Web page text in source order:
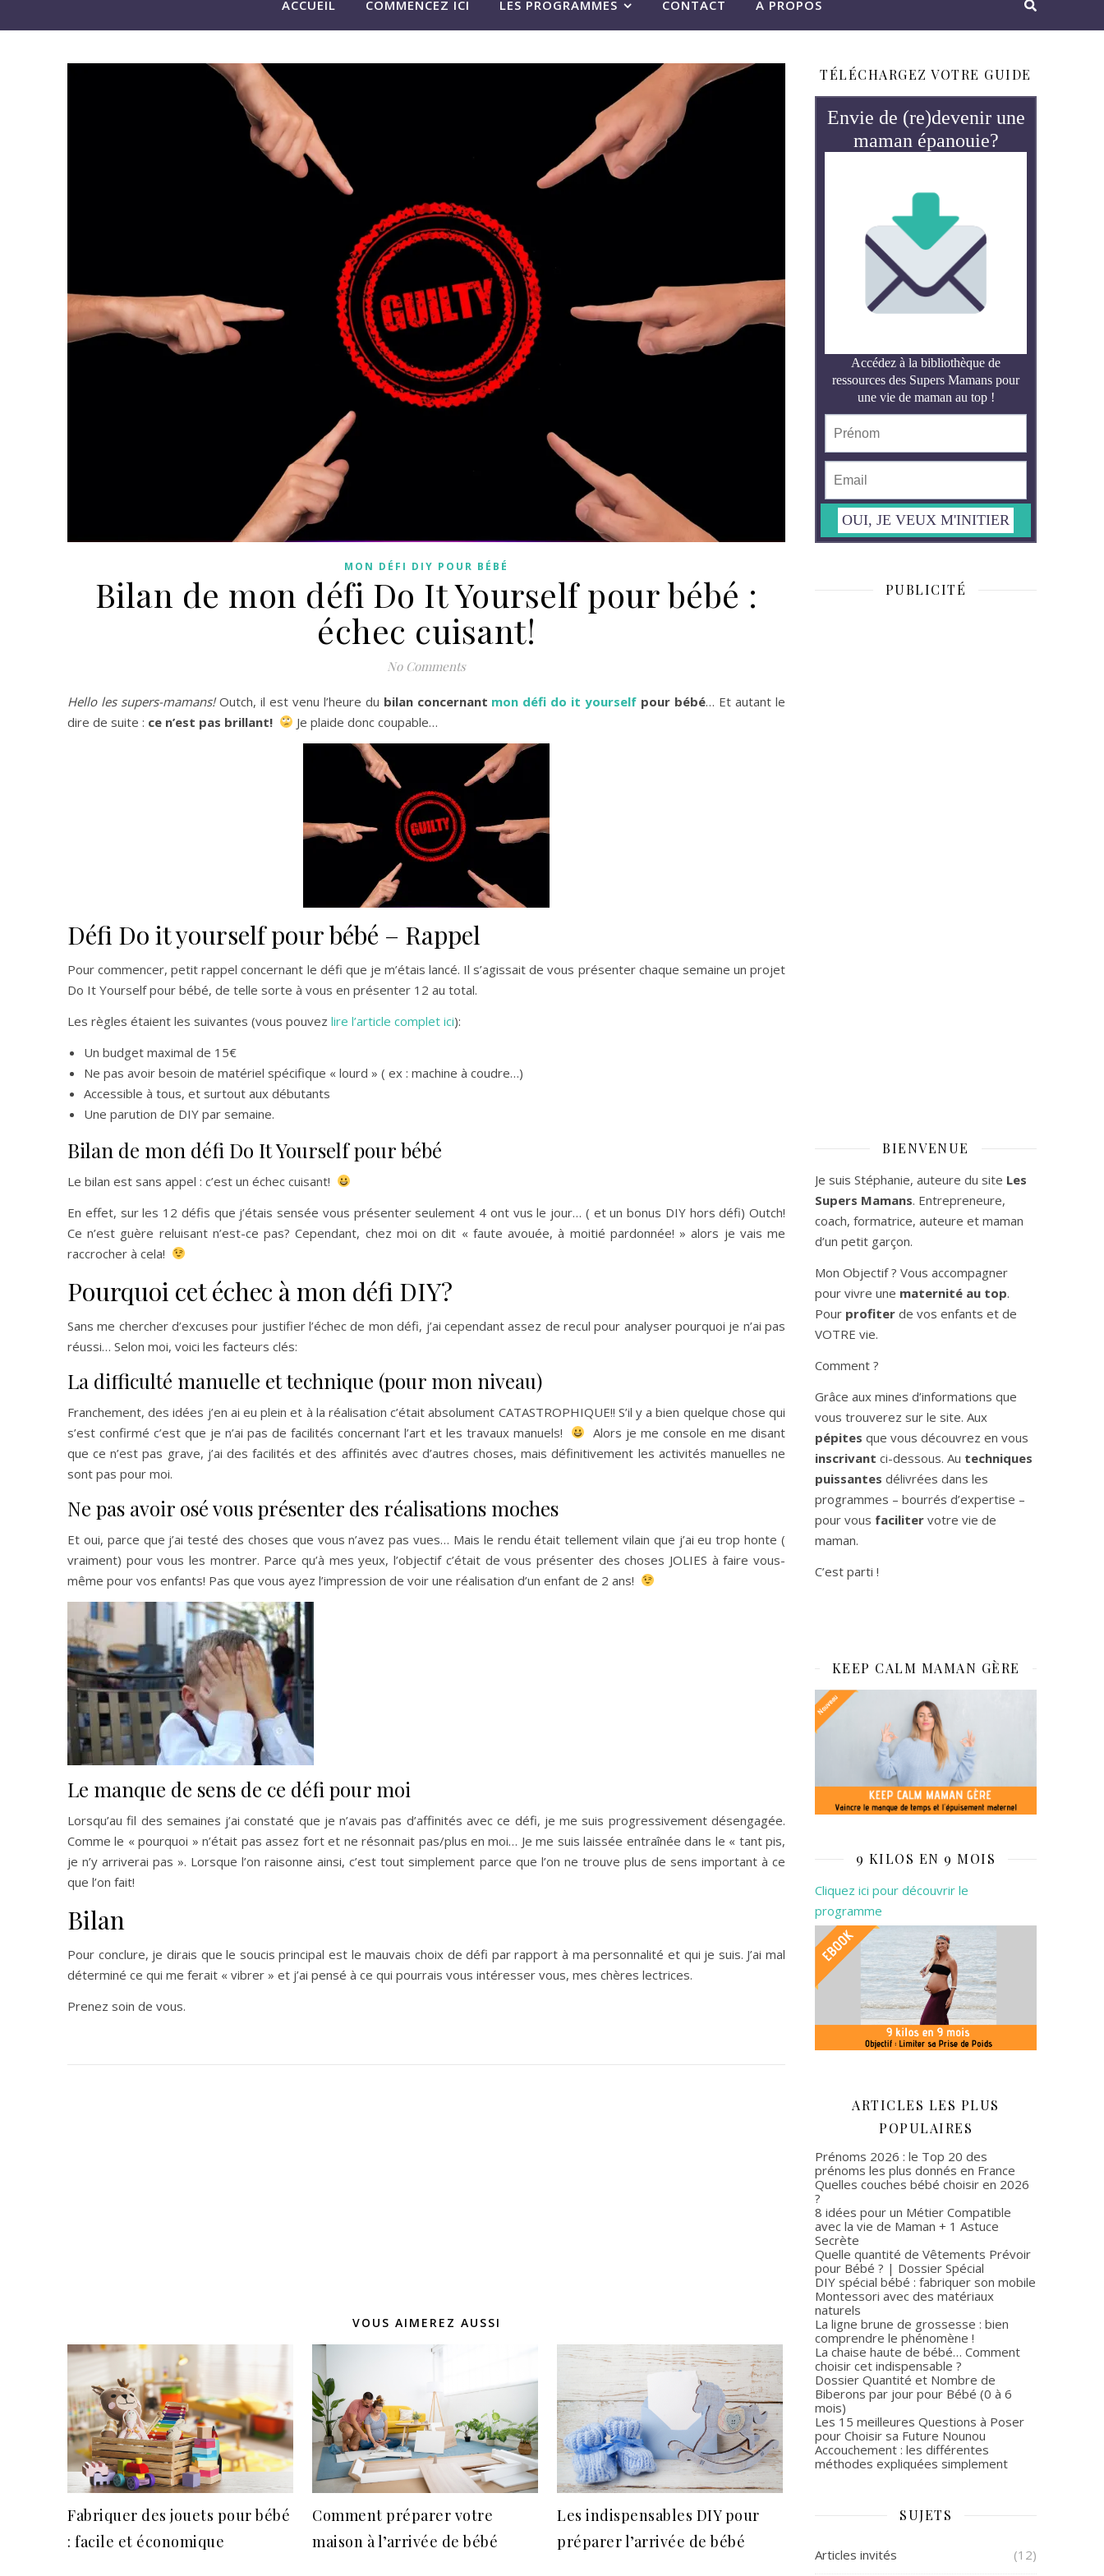
ACCUEIL COMMENCEZ ICI LES PROGRAMMES CONTACT A PROPOS
MON DÉFI DIY POUR BÉBÉ
Bilan de mon défi Do It Yourself pour bébé :
échec cuisant!
No Comments
Hello les supers-mamans!Outch, il est venu l’heure du bilan concernant mon défi do it yourself pour bébé… Et autant le
dire de suite : ce n’est pas brillant! Je plaide donc coupable…
Défi Do it yourself pour bébé – Rappel
Pour commencer, petit rappel concernant le défi que je m’étais lancé. Il s’agissait de vous présenter chaque semaine un projet
Do It Yourself pour bébé, de telle sorte à vous en présenter 12 au total.
Les règles étaient les suivantes (vous pouvez lire l’article complet ici):
Un budget maximal de 15€
Ne pas avoir besoin de matériel spécifique « lourd » ( ex : machine à coudre…)
Accessible à tous, et surtout aux débutants
Une parution de DIY par semaine.
Bilan de mon défi Do It Yourself pour bébé
Le bilan est sans appel : c’est un échec cuisant!
En effet, sur les 12 défis que j’étais sensée vous présenter seulement 4 ont vus le jour… ( et un bonus DIY hors défi) Outch!
Ce n’est guère reluisant n’est-ce pas? Cependant, chez moi on dit « faute avouée, à moitié pardonnée! » alors je vais me
raccrocher à cela!
Pourquoi cet échec à mon défi DIY?
Sans me chercher d’excuses pour justifier l’échec de mon défi, j’ai cependant assez de recul pour analyser pourquoi je n’ai pas
réussi… Selon moi, voici les facteurs clés:
La difficulté manuelle et technique (pour mon niveau)
Franchement, des idées j’en ai eu plein et à la réalisation c’était absolument CATASTROPHIQUE!! S’il y a bien quelque chose qui
s’est confirmé c’est que je n’ai pas de facilités concernant l’art et les travaux manuels!
Alors je me console en me disant
que ce n’est pas grave, j’ai des facilités et des affinités avec d’autres choses, mais définitivement les activités manuelles ne
sont pas pour moi.
Ne pas avoir osé vous présenter des réalisations moches
Et oui, parce que j’ai testé des choses que vous n’avez pas vues… Mais le rendu était tellement vilain que j’ai eu trop honte (
vraiment) pour vous les montrer. Parce qu’à mes yeux, l’objectif c’était de vous présenter des choses JOLIES à faire vous-
même pour vos enfants! Pas que vous ayez l’impression de voir une réalisation d’un enfant de 2 ans!
Le manque de sens de ce défi pour moi
Lorsqu’au fil des semaines j’ai constaté que je n’avais pas d’affinités avec ce défi, je me suis progressivement désengagée.
Comme le « pourquoi » n’était pas assez fort et ne résonnait pas/plus en moi… Je me suis laissée entraînée dans le « tant pis,
je n’y arriverai pas ». Lorsque l’on raisonne ainsi, c’est tout simplement parce que l’on ne trouve plus de sens important à ce
que l’on fait!
Bilan
Pour conclure, je dirais que le soucis principal est le mauvais choix de défi par rapport à ma personnalité et qui je suis. J’ai mal
déterminé ce qui me ferait « vibrer » et j’ai pensé à ce qui pourrais vous intéresser vous, mes chères lectrices.
Prenez soin de vous.
VOUS AIMEREZ AUSSI
Fabriquer des jouets pour bébé
: facile et économique
Comment préparer votre
maison à l’arrivée de bébé
Les indispensables DIY pour
préparer l’arrivée de bébé
TÉLÉCHARGEZ VOTRE GUIDE
PUBLICITÉ
BIENVENUE
Je suis Stéphanie, auteure du site Les
Supers Mamans. Entrepreneure,
coach, formatrice, auteure et maman
d’un petit garçon.
Mon Objectif ? Vous accompagner
pour vivre une maternité au top.
Pour profiter de vos enfants et de
VOTRE vie.
Comment ?
Grâce aux mines d’informations que
vous trouverez sur le site. Aux
pépites que vous découvrez en vous
inscrivant ci-dessous. Au techniques
puissantes délivrées dans les
programmes – bourrés d’expertise –
pour vous faciliter votre vie de
maman.
C’est parti !
KEEP CALM MAMAN GÈRE
9 KILOS EN 9 MOIS
Cliquez ici pour découvrir le
programme
ARTICLES LES PLUS
POPULAIRES
Prénoms 2026 : le Top 20 des
prénoms les plus donnés en France
Quelles couches bébé choisir en 2026
?
8 idées pour un Métier Compatible
avec la vie de Maman + 1 Astuce
Secrète
Quelle quantité de Vêtements Prévoir
pour Bébé ? | Dossier Spécial
DIY spécial bébé : fabriquer son mobile
Montessori avec des matériaux
naturels
La ligne brune de grossesse : bien
comprendre le phénomène !
La chaise haute de bébé… Comment
choisir cet indispensable ?
Dossier Quantité et Nombre de
Biberons par jour pour Bébé (0 à 6
mois)
Les 15 meilleures Questions à Poser
pour Choisir sa Future Nounou
Accouchement : les différentes
méthodes expliquées simplement
SUJETS
Articles invités (12)